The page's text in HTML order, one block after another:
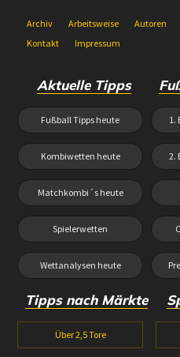
Archiv Arbeitsweise Autoren
Kontakt
Impressum
Aktuelle Tipps
Fußball Tipps heute
Kombiwetten heute
Matchkombi´s heute
Spielerwetten
Wettanalysen heute
1.
2.
Tipps nach Märkte
Über 2,5 Tore